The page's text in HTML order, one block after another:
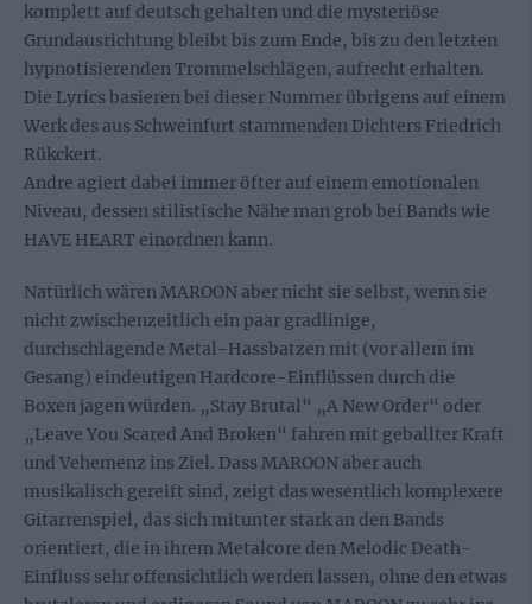
komplett auf deutsch gehalten und die mysteriöse
Grundausrichtung bleibt bis zum Ende, bis zu den letzten
hypnotisierenden Trommelschlägen, aufrecht erhalten.
Die Lyrics basieren bei dieser Nummer übrigens auf einem
Werk des aus Schweinfurt stammenden Dichters Friedrich
Rükckert.
Andre agiert dabei immer öfter auf einem emotionalen
Niveau, dessen stilistische Nähe man grob bei Bands wie
HAVE HEART einordnen kann.
Natürlich wären MAROON aber nicht sie selbst, wenn sie
nicht zwischenzeitlich ein paar gradlinige,
durchschlagende Metal-Hassbatzen mit (vor allem im
Gesang) eindeutigen Hardcore-Einflüssen durch die
Boxen jagen würden. „Stay Brutal“ „A New Order“ oder
„Leave You Scared And Broken“ fahren mit geballter Kraft
und Vehemenz ins Ziel. Dass MAROON aber auch
musikalisch gereift sind, zeigt das wesentlich komplexere
Gitarrenspiel, das sich mitunter stark an den Bands
orientiert, die in ihrem Metalcore den Melodic Death-
Einfluss sehr offensichtlich werden lassen, ohne den etwas